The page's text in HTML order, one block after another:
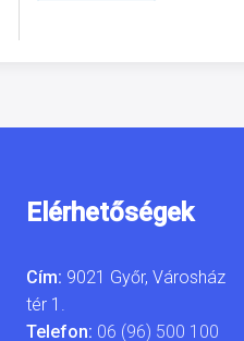
Elérhetőségek
Cím: 9021 Győr, Városház
tér 1.
Telefon: 06 (96) 500 100